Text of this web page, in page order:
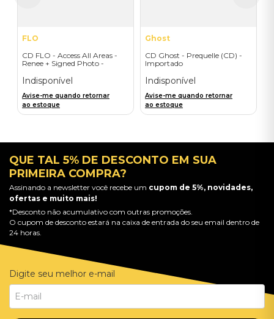
FLO
CD FLO - Access All Areas -
Renee + Signed Photo -
Indisponível
Avise-me quando retornar
ao estoque
Ghost
CD Ghost - Prequelle (CD) -
Importado
Indisponível
Avise-me quando retornar
ao estoque
QUE TAL 5% DE DESCONTO EM SUA
PRIMEIRA COMPRA?
Assinando a newsletter você recebe um cupom de 5%, novidades,
ofertas e muito mais!
*Desconto não acumulativo com outras promoções.
O cupom de desconto estará na caixa de entrada do seu email dentro de
24 horas.
Digite seu melhor e-mail